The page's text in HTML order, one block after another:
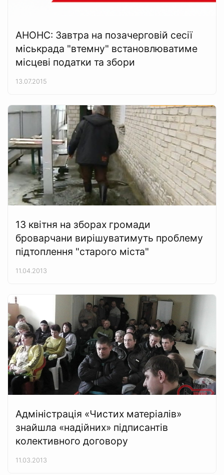
АНОНС: Завтра на позачерговій сесії
міськрада "втемну" встановлюватиме
місцеві податки та збори
13.07.2015
13 квітня на зборах громади
броварчани вирішуватимуть проблему
підтоплення "старого міста"
11.04.2013
Адміністрація «Чистих матеріалів»
знайшла «надійних» підписантів
колективного договору
11.03.2013